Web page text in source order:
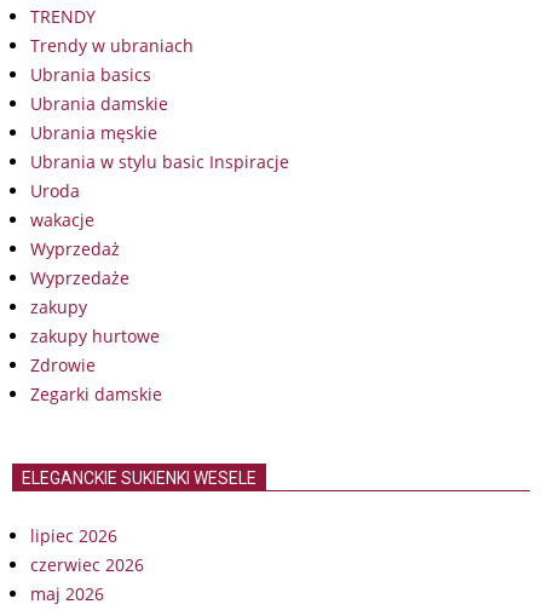
TRENDY
Trendy w ubraniach
Ubrania basics
Ubrania damskie
Ubrania męskie
Ubrania w stylu basic Inspiracje
Uroda
wakacje
Wyprzedaż
Wyprzedaże
zakupy
zakupy hurtowe
Zdrowie
Zegarki damskie
ELEGANCKIE SUKIENKI WESELE
lipiec 2026
czerwiec 2026
maj 2026